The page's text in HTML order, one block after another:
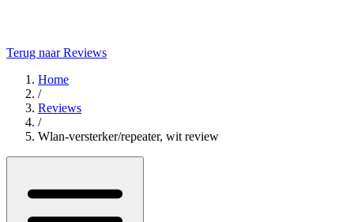
Terug naar Reviews
Home
/
Reviews
/
Wlan-versterker/repeater, wit review